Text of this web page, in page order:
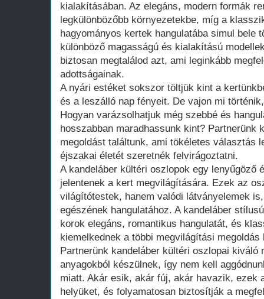
kialakításában. Az elegáns, modern formák
legkülönbözőbb környezetekbe, míg a
hagyományos kertek hangulatába simul bele
különböző magasságú és kialakítású
biztosan megtalálod azt, ami leginkább
adottságainak.
A nyári estéket sokszor töltjük kint a
és a leszálló nap fényeit. De vajon mi
Hogyan varázsolhatjuk még szebbé és
hosszabban maradhassunk kint? Partnerünk
megoldást találtunk, ami tökéletes választás
éjszakai életét szeretnék felvirágoztatni.
A kandeláber kültéri oszlopok egy lenyűgöző
jelentenek a kert megvilágítására. Ezek az
világítótestek, hanem valódi látványelemek
egészének hangulatához. A kandeláber
korok elegáns, romantikus hangulatát, és
kiemelkednek a többi megvilágítási megoldás
Partnerünk kandeláber kültéri oszlopai kiváló
anyagokból készülnek, így nem kell
miatt. Akár esik, akár fúj, akár havazik, ezek
helyüket, és folyamatosan biztosítják a